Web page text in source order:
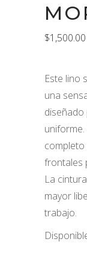
$1,500.00
Este lino
una
frontales
La
mayor
trabajo.